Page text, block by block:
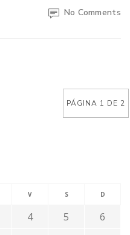
No Comments
PÁGINA 1 DE 2
V S D
4 5
6